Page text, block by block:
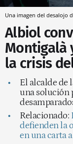
Una imagen del desalojo
Albiol
Montigalà
la crisis
El alcalde de
una solución
Relacionado:
defienden la
en una carta